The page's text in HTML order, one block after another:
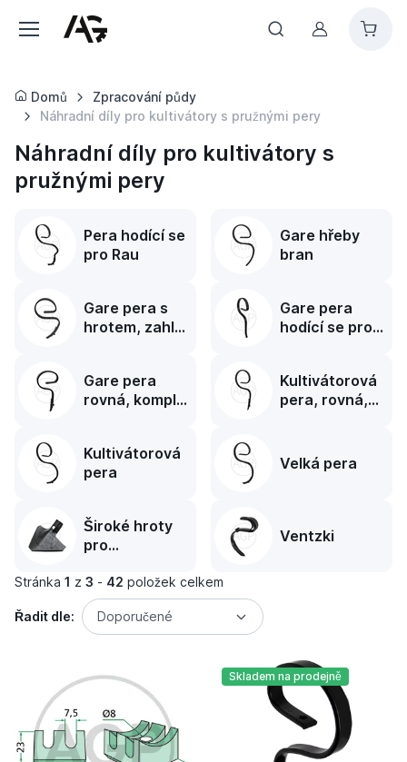
Můj účet
Domů
Zpracování půdy
Náhradní díly pro kultivátory s pružnými pery
Náhradní díly pro kultivátory s
pružnými pery
Pera hodící se
pro Rau
Gare hřeby
bran
Gare pera s
hrotem, zahlé
Gare pera
hodící se pro
Gare pera
rovná, komplet
Kultivátorová
pera, rovná,
Kultivátorová
pera
Velká pera
Široké hroty
pro
pera
Ventzki
Stránka 1 z 3 - 42 položek celkem
Řadit dle: Doporučené
Skladem na prodejně